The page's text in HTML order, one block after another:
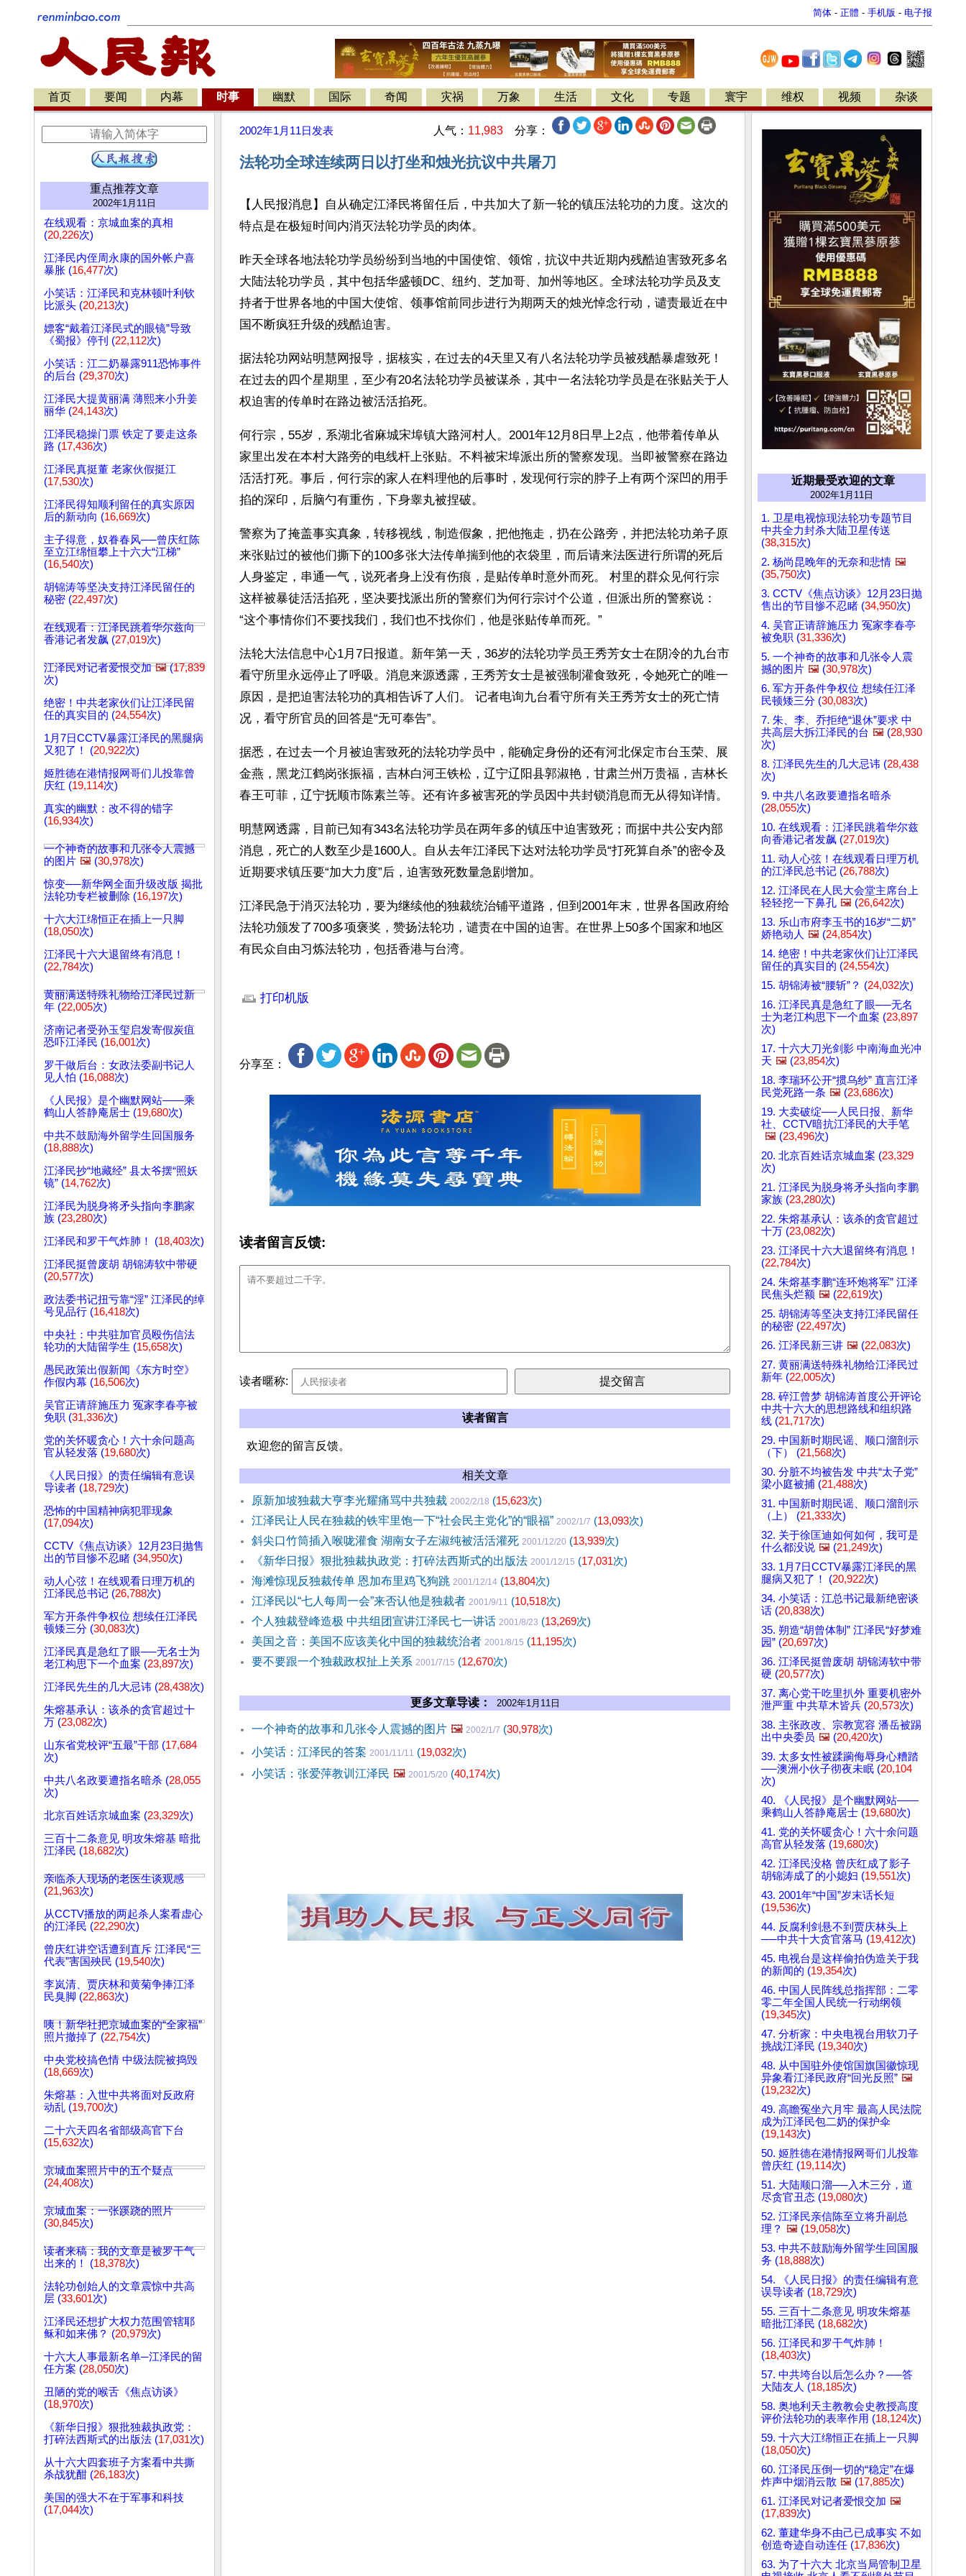
简体 - 正體 - 手机版 - 电子报
首页 要闻 内幕 时事 幽默 国际 奇闻 灾祸 万象 生活 文化 专题 寰宇 维权 视频 杂谈
重点推荐文章
2002年1月11日
在线观看：京城血案的真相
(20,226次)
江泽民内侄周永康的国外帐户喜
暴胀 (16,477次)
小笑话：江泽民和克林顿叶利钦
比派头 (20,213次)
嫖客“戴着江泽民式的眼镜”导致
《蜀报》停刊 (22,112次)
小笑话：江二奶暴露911恐怖事件
的后台 (29,370次)
江泽民大提黄丽满 薄熙来小升姜
丽华 (24,143次)
江泽民稳操门票 铁定了要走这条
路 (17,436次)
江泽民真挺董 老家伙假挺江
(17,530次)
江泽民得知顺利留任的真实原因
后的新动向 (16,669次)
主子得意，奴眷春风──曾庆红陈
至立江绵恒攀上十六大“江梯”
(16,540次)
胡锦涛等坚决支持江泽民留任的
秘密 (22,497次)
在线观看：江泽民跳着华尔兹向
香港记者发飙 (27,019次)
江泽民对记者爱恨交加 🖼️(17,839
次)
绝密！中共老家伙们让江泽民留
任的真实目的 (24,554次)
1月7日CCTV暴露江泽民的黑腿病
又犯了！ (20,922次)
姬胜德在港情报网哥们儿投靠曾
庆红 (19,114次)
真实的幽默：改不得的错字
(16,934次)
一个神奇的故事和几张令人震撼
的图片 🖼️ (30,978次)
惊变──新华网全面升级改版 揭批
法轮功专栏被删除 (16,197次)
十六大江绵恒正在插上一只脚
(18,050次)
江泽民十六大退留终有消息！
(22,784次)
黄丽满送特殊礼物给江泽民过新
年 (22,005次)
济南记者受孙玉玺启发寄假炭疽
恐吓江泽民 (16,001次)
罗干做后台：女政法委副书记人
见人怕 (16,088次)
《人民报》是个幽默网站——乘
鹤山人答静庵居士 (19,680次)
中共不鼓励海外留学生回国服务
(18,888次)
江泽民抄“地藏经” 县太爷摆“照妖
镜” (14,762次)
江泽民为脱身将矛头指向李鹏家
族 (23,280次)
江泽民和罗干气炸肺！ (18,403次)
江泽民挺曾废胡 胡锦涛软中带硬
(20,577次)
政法委书记扭亏靠“淫” 江泽民的绰
号见品行 (16,418次)
中央社：中共驻加官员殴伤信法
轮功的大陆留学生 (15,658次)
愚民政策出假新闻《东方时空》
作假内幕 (16,506次)
吴官正请辞施压力 冤家李春亭被
免职 (31,336次)
党的关怀暖贪心！六十余问题高
官从轻发落 (19,680次)
《人民日报》的责任编辑有意误
导读者 (18,729次)
恐怖的中国精神病犯罪现象
(17,094次)
CCTV《焦点访谈》12月23日抛售
出的节目惨不忍睹 (34,950次)
动人心弦！在线观看日理万机的
江泽民总书记 (26,788次)
军方开条件争权位 想续任江泽民
顿矮三分 (30,083次)
江泽民真是急红了眼──无名士为
老江构思下一个血案 (23,897次)
江泽民先生的几大忌讳 (28,438次)
朱熔基承认：该杀的贪官超过十
万 (23,082次)
山东省党校评“五最”干部 (17,684
次)
中共八名政要遭指名暗杀 (28,055
次)
北京百姓话京城血案 (23,329次)
三百十二条意见 明攻朱熔基 暗批
江泽民 (18,682次)
亲临杀人现场的老医生谈观感
(21,963次)
从CCTV播放的两起杀人案看虚心
的江泽民 (22,290次)
曾庆红讲空话遭到直斥 江泽民“三
代表”害国殃民 (19,540次)
李岚清、贾庆林和黄菊争捧江泽
民臭脚 (22,863次)
咦！新华社把京城血案的“全家福”
照片撤掉了 (22,754次)
中央党校搞色情 中级法院被捣毁
(18,669次)
朱熔基：入世中共将面对反政府
动乱 (19,700次)
二十六天四名省部级高官下台
(15,632次)
京城血案照片中的五个疑点
(24,408次)
京城血案：一张蹊跷的照片
(30,845次)
读者来稿：我的文章是被罗干气
出来的！ (18,378次)
法轮功创始人的文章震惊中共高
层 (33,601次)
江泽民还想扩大权力范围管辖耶
稣和如来佛？ (20,979次)
十六大人事最新名单─江泽民的留
任方案 (28,050次)
丑陋的党的喉舌《焦点访谈》
(18,970次)
《新华日报》狠批独裁执政党：
打碎法西斯式的出版法 (17,031次)
从十六大四套班子方案看中共撕
杀战犹酣 (26,183次)
美国的强大不在于军事和科技
(17,044次)
2002年1月11日 发表 人气： 11,983 分享：
法轮功全球连续两日以打坐和烛光抗议中共屠刀
【人民报消息】自从确定江泽民将留任后，中共加大了新一轮的镇压法轮功的力度。这次的
特点是在极短时间内消灭法轮功学员的肉体。
昨天全球各地法轮功学员纷纷到当地的中国使馆、领馆，抗议中共近期内残酷迫害致死多名
大陆法轮功学员，其中包括华盛顿DC、纽约、芝加哥、加州等地区。全球法轮功学员及支
持者于世界各地的中国大使馆、领事馆前同步进行为期两天的烛光悼念行动，谴责最近在中
国不断疯狂升级的残酷迫害。
据法轮功网站明慧网报导，据核实，在过去的4天里又有八名法轮功学员被残酷暴虐致死！
在过去的四个星期里，至少有20名法轮功学员被谋杀，其中一名法轮功学员是在张贴关于人
权迫害的传单时在路边被活活掐死。
何行宗，55岁，系湖北省麻城宋埠镇大路河村人。2001年12月8日早上2点，他带着传单从
家里出发在本村大路旁的电线杆上张贴。不料被宋埠派出所的警察发现。当即被警察在路边
活活打死。事后，何行宗的家人在料理他的后事时，发现何行宗的脖子上有两个深凹的用手
掐的深印，后脑勺有重伤，下身睾丸被捏破。
警察为了掩盖事实真象，转移视线，制造假象，把他拖走，扔在公路旁，并把法轮功弟子原
来张贴过的被他们撕下的100多张大法传单揣到他的衣袋里，而后请来法医进行所谓的死后
人身鉴定，串通一气，说死者身上没有伤痕，是贴传单时意外而死。 村里的群众见何行宗
这样被暴徒活活掐死，坚决要找派出所的警察们为何行宗讨个公道，但派出所的警察说：
“这个事情你们不要找我们，我们也不找你们，他是张贴传单而死。”
法轮大法信息中心1月7日报道。新年第一天，36岁的法轮功学员王秀芳女士在阴冷的九台市
看守所里永远停止了呼吸。消息来源透露，王秀芳女士是被强制灌食致死，令她死亡的唯一
原因，是把迫害法轮功的真相告诉了人们。 记者电询九台看守所有关王秀芳女士的死亡情
况，看守所官员的回答是“无可奉告”。
据悉，在过去一个月被迫害致死的法轮功学员中，能确定身份的还有河北保定市台玉荣、展
金燕，黑龙江鹤岗张振福，吉林白河王铁松，辽宁辽阳县郭淑艳，甘肃兰州万贵福，吉林长
春王可菲，辽宁抚顺市陈素兰等。还有许多被害死的学员因中共封锁消息而无从得知详情。
明慧网透露，目前已知有343名法轮功学员在两年多的镇压中迫害致死；而据中共公安内部
消息，死亡的人数至少是1600人。自从去年江泽民下达对法轮功学员“打死算自杀”的密令及
近期要求镇压要“加大力度”后，迫害致死数量急剧增加。
江泽民急于消灭法轮功，要为继续他的独裁统治铺平道路，但到2001年末，世界各国政府给
法轮功颁发了700多项褒奖，赞扬法轮功，谴责在中国的迫害。在世界上50多个国家和地区
有民众自由习炼法轮功，包括香港与台湾。
打印机版
分享至：
读者留言反馈:
读者暱称:
读者留言
欢迎您的留言反馈。
相关文章
原新加坡独裁大亨李光耀痛骂中共独裁 2002/2/18 (15,623次)
江泽民让人民在独裁的铁牢里饱一下“社会民主党化”的“眼福” 2002/1/7 (13,093次)
斜尖口竹筒插入喉咙灌食 湖南女子左淑纯被活活灌死 2001/12/20 (13,939次)
《新华日报》狠批独裁执政党：打碎法西斯式的出版法 2001/12/15 (17,031次)
海滩惊现反独裁传单 恩加布里鸡飞狗跳 2001/12/14 (13,804次)
江泽民以“七人每周一会”来否认他是独裁者 2001/9/11 (10,518次)
个人独裁登峰造极 中共组团宣讲江泽民七一讲话 2001/8/23 (13,269次)
美国之音：美国不应该美化中国的独裁统治者 2001/8/15 (11,195次)
要不要跟一个独裁政权扯上关系 2001/7/15 (12,670次)
更多文章导读： 2002年1月11日
一个神奇的故事和几张令人震撼的图片 🖼️ 2002/1/7 (30,978次)
小笑话：江泽民的答案 2001/11/11 (19,032次)
小笑话：张爱萍教训江泽民 🖼️ 2001/5/20 (40,174次)
近期最受欢迎的文章
2002年1月11日
1. 卫星电视惊现法轮功专题节目
中共全力封杀大陆卫星传送
(38,315次)
2. 杨尚昆晚年的无奈和悲情 🖼️
(35,750次)
3. CCTV《焦点访谈》12月23日抛
售出的节目惨不忍睹 (34,950次)
4. 吴官正请辞施压力 冤家李春亭
被免职 (31,336次)
5. 一个神奇的故事和几张令人震
撼的图片 🖼️ (30,978次)
6. 军方开条件争权位 想续任江泽
民顿矮三分 (30,083次)
7. 朱、李、乔拒绝“退休”要求 中
共高层大拆江泽民的台 🖼️ (28,930
次)
8. 江泽民先生的几大忌讳 (28,438
次)
9. 中共八名政要遭指名暗杀
(28,055次)
10. 在线观看：江泽民跳着华尔兹
向香港记者发飙 (27,019次)
11. 动人心弦！在线观看日理万机
的江泽民总书记 (26,788次)
12. 江泽民在人民大会堂主席台上
轻轻挖一下鼻孔 🖼️ (26,642次)
13. 乐山市府李玉书的16岁“二奶”
娇艳动人 🖼️ (24,854次)
14. 绝密！中共老家伙们让江泽民
留任的真实目的 (24,554次)
15. 胡锦涛被“腰斩”？ (24,032次)
16. 江泽民真是急红了眼──无名
士为老江构思下一个血案 (23,897
次)
17. 十六大刀光剑影 中南海血光冲
天 🖼️ (23,854次)
18. 李瑞环公开“掼乌纱” 直言江泽
民党死路一条 🖼️ (23,686次)
19. 大卖破绽──人民日报、新华
社、CCTV暗抗江泽民的大手笔
🖼️ (23,496次)
20. 北京百姓话京城血案 (23,329
次)
21. 江泽民为脱身将矛头指向李鹏
家族 (23,280次)
22. 朱熔基承认：该杀的贪官超过
十万 (23,082次)
23. 江泽民十六大退留终有消息！
(22,784次)
24. 朱熔基李鹏“连环炮将军” 江泽
民焦头烂额 🖼️ (22,619次)
25. 胡锦涛等坚决支持江泽民留任
的秘密 (22,497次)
26. 江泽民新三讲 🖼️ (22,083次)
27. 黄丽满送特殊礼物给江泽民过
新年 (22,005次)
28. 碎江曾梦 胡锦涛首度公开评论
中共十六大的思想路线和组织路
线 (21,717次)
29. 中国新时期民谣、顺口溜剖示
（下） (21,568次)
30. 分脏不均被告发 中共“太子党”
梁小庭被捕 (21,488次)
31. 中国新时期民谣、顺口溜剖示
（上） (21,333次)
32. 关于徐匡迪如何如何，我可是
什么都没说 🖼️ (21,249次)
33. 1月7日CCTV暴露江泽民的黑
腿病又犯了！ (20,922次)
34. 小笑话：江总书记最新绝密谈
话 (20,838次)
35. 朔造“胡曾体制” 江泽民“好梦难
园” (20,697次)
36. 江泽民挺曾废胡 胡锦涛软中带
硬 (20,577次)
37. 离心党干吃里扒外 重要机密外
泄严重 中共草木皆兵 (20,573次)
38. 主张政改、宗教宽容 潘岳被踢
出中央委员 🖼️ (20,420次)
39. 太多女性被蹂躏侮辱身心糟踏
──澳洲小伙子彻夜未眠 (20,104
次)
40. 《人民报》是个幽默网站——
乘鹤山人答静庵居士 (19,680次)
41. 党的关怀暖贪心！六十余问题
高官从轻发落 (19,680次)
42. 江泽民没格 曾庆红成了影子
胡锦涛成了的小媳妇 (19,551次)
43. 2001年“中国”岁末话长短
(19,536次)
44. 反腐利剑悬不到贾庆林头上
──中共十大贪官落马 (19,412次)
45. 电视台是这样偷拍伪造关于我
的新闻的 (19,354次)
46. 中国人民阵线总指挥部：二零
零二年全国人民统一行动纲领
(19,345次)
47. 分析家：中央电视台用软刀子
挑战江泽民 (19,340次)
48. 从中国驻外使馆国旗国徽惊现
异象看江泽民政府“回光反照” 🖼️
(19,232次)
49. 高瞻冤坐六月牢 最高人民法院
成为江泽民包二奶的保护伞
(19,143次)
50. 姬胜德在港情报网哥们儿投靠
曾庆红 (19,114次)
51. 大陆顺口溜──入木三分，道
尽贪官丑态 (19,080次)
52. 江泽民亲信陈至立将升副总
理？ 🖼️ (19,058次)
53. 中共不鼓励海外留学生回国服
务 (18,888次)
54. 《人民日报》的责任编辑有意
误导读者 (18,729次)
55. 三百十二条意见 明攻朱熔基
暗批江泽民 (18,682次)
56. 江泽民和罗干气炸肺！
(18,403次)
57. 中共垮台以后怎么办？──答
大陆友人 (18,185次)
58. 奥地利天主教教会史教授高度
评价法轮功的表率作用 (18,124次)
59. 十六大江绵恒正在插上一只脚
(18,050次)
60. 江泽民压倒一切的“稳定”在爆
炸声中烟消云散 🖼️ (17,885次)
61. 江泽民对记者爱恨交加 🖼️
(17,839次)
62. 董建华身不由己已成事实 不如
创造奇迹自动连任 (17,836次)
63. 为了十六大 北京当局管制卫星